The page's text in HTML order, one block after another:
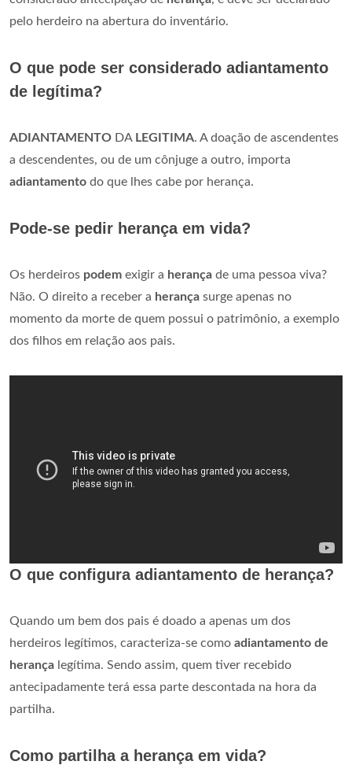
pelo herdeiro na abertura do inventário.
O que pode ser considerado adiantamento
de legítima?
ADIANTAMENTO DA LEGITIMA. A doação de ascendentes
a descendentes, ou de um cônjuge a outro, importa
adiantamento do que lhes cabe por herança.
Pode-se pedir herança em vida?
Os herdeiros podem exigir a herança de uma pessoa viva?
Não. O direito a receber a herança surge apenas no
momento da morte de quem possui o patrimônio, a exemplo
dos filhos em relação aos pais.
O que configura adiantamento de herança?
Quando um bem dos pais é doado a apenas um dos
herdeiros legítimos, caracteriza-se como adiantamento de
herança legítima. Sendo assim, quem tiver recebido
antecipadamente terá essa parte descontada na hora da
partilha.
Como partilha a herança em vida?